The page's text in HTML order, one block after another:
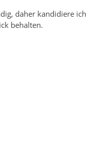
daher kandidiere ich
behalten.